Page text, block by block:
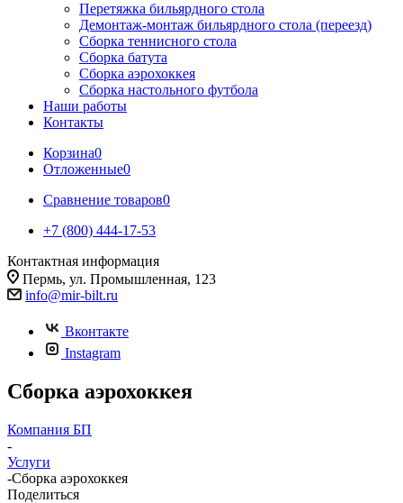
Перетяжка бильярдного стола
Демонтаж-монтаж бильярдного стола (переезд)
Сборка теннисного стола
Сборка батута
Сборка аэрохоккея
Сборка настольного футбола
Наши работы
Контакты
Корзина0
Отложенные0
Сравнение товаров0
+7 (800) 444-17-53
Контактная информация
Пермь, ул. Промышленная, 123
info@mir-bilt.ru
Вконтакте
Instagram
Сборка аэрохоккея
Компания БП
-
Услуги
-Сборка аэрохоккея
Поделиться